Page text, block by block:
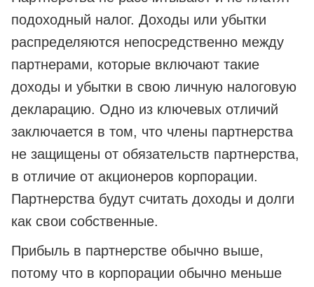
подоходный налог. Доходы или убытки
распределяются непосредственно между
партнерами, которые включают такие
доходы и убытки в свою личную налоговую
декларацию. Одно из ключевых отличий
заключается в том, что члены партнерства
не защищены от обязательств партнерства,
в отличие от акционеров корпорации.
Партнерства будут считать доходы и долги
как свои собственные.
Прибыль в партнерстве обычно выше,
потому что в корпорации обычно меньше